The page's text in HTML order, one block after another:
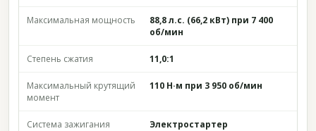
Максимальная мощность
88,8 л.с. (66,2 кВт) при 7 400
об/мин
Степень сжатия 11,0:1
Максимальный крутящий
момент
110 Н·м при 3 950 об/мин
Система зажигания Электростартер